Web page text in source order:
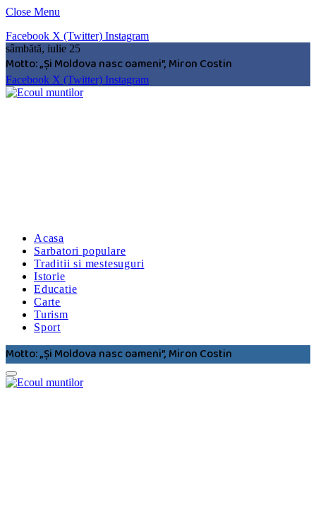
Close Menu
Facebook X (Twitter) Instagram
sâmbătă, iulie 25
Motto: „Şi Moldova nasc oameni”, Miron Costin
Facebook X (Twitter) Instagram
Acasa
Sarbatori populare
Traditii si mestesuguri
Istorie
Educatie
Carte
Turism
Sport
Motto: „Şi Moldova nasc oameni”, Miron Costin